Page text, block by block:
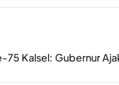
75 Kalsel: Gubernur